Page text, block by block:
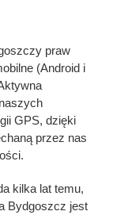
praw
(Android i
GPS, dzięki
przez nas
kilka lat temu,
Bydgoszcz jest